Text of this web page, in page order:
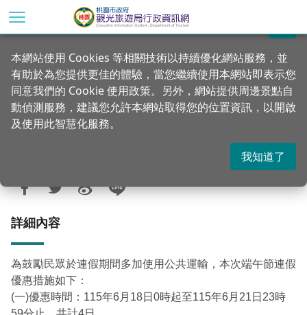
到
首頁 行政公告 公告訊息
交通部公路局115年端午節連續假期公共運
輸優惠措施
312
詳細內容
為鼓勵民眾於連假期間多加使用公共運輸，本次端午節連假
優惠措施如下：
(一)優惠時間：115年6月18日0時起至115年6月21日23時
關閉
本網站使用 Cookies 等相關技術以持續優化網站服務，並
有助於為您提供更佳的體驗，當您繼續使用本網站即表示您
同意我們的 Cookie 使用政策。另外，網站提供周邊景點自
動偵測服務，建議您允許本網站取得您的位置資訊，以開啟
及使用此智慧化服務。
我知道了